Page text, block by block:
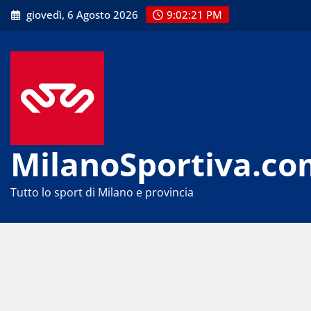
Skip
to
giovedì, 6 Agosto 2026 9:02:21 PM
Tutto lo sport di Milano e provincia